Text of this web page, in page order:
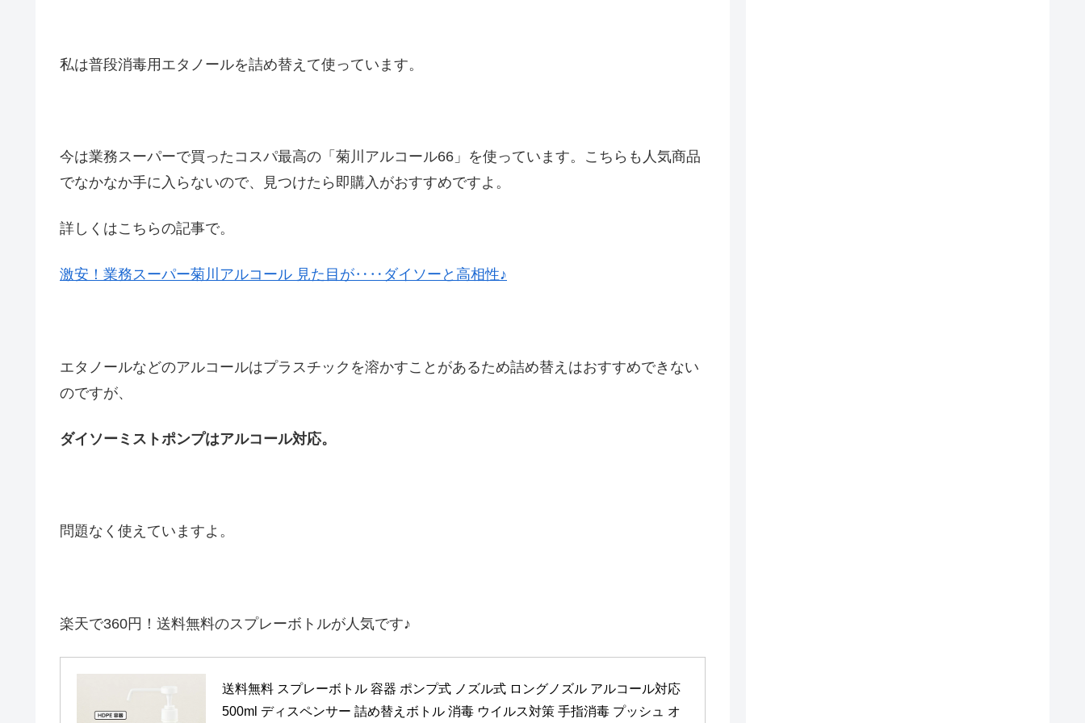
私は普段消毒用エタノールを詰め替えて使っています。
今は業務スーパーで買ったコスパ最高の「菊川アルコール66」を使っています。こちらも人気商品
でなかなか手に入らないので、見つけたら即購入がおすすめですよ。
詳しくはこちらの記事で。
激安！業務スーパー菊川アルコール 見た目が‥‥ダイソーと高相性♪
エタノールなどのアルコールはプラスチックを溶かすことがあるため詰め替えはおすすめできない
のですが、
ダイソーミストポンプはアルコール対応。
問題なく使えていますよ。
楽天で360円！送料無料のスプレーボトルが人気です♪
送料無料 スプレーボトル 容器 ポンプ式 ノズル式 ロングノズル アルコール対応
500ml ディスペンサー 詰め替えボトル 消毒 ウイルス対策 手指消毒 プッシュ オ